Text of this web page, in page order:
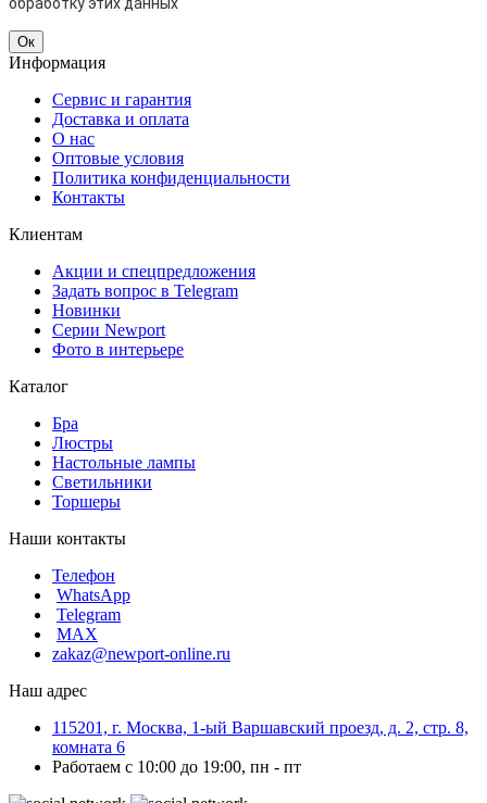
Ок
Информация
Сервис и гарантия
Доставка и оплата
О нас
Оптовые условия
Политика конфиденциальности
Контакты
Клиентам
Акции и спецпредложения
Задать вопрос в Telegram
Новинки
Серии Newport
Фото в интерьере
Каталог
Бра
Люстры
Настольные лампы
Светильники
Торшеры
Наши контакты
Телефон
WhatsApp
Telegram
MAX
zakaz@newport-online.ru
Наш адрес
115201, г. Москва, 1-ый Варшавский проезд, д. 2, стр. 8,
комната 6
Работаем с 10:00 до 19:00, пн - пт